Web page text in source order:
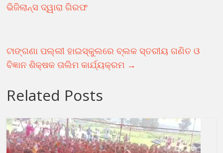
ଭିଜିଲାନ୍ସ ଦ୍ୱାରା ଗିରଫ
ଟାଙ୍ଗଣା ପଲ୍ଲୀ ହାଇସ୍କୁଲରେ ବ୍ଲକ ସ୍ତରୀୟ ଗଣିତ ଓ
ବିଜ୍ଞାନ ଶିକ୍ଷକ ତାଲିମ କାର୍ଯ୍ୟକ୍ରମ →
Related Posts